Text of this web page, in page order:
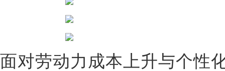
面对劳动力成本上升与个性